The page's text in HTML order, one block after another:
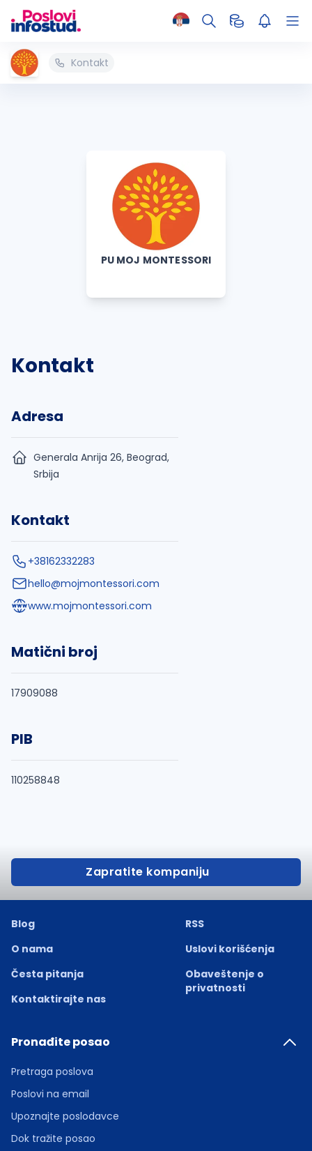
Kontakt
PU MOJ MONTESSORI
Kontakt
Adresa
Generala Anrija 26, Beograd,
Srbija
Kontakt
+38162332283
hello@mojmontessori.com
www.mojmontessori.com
Matični broj
17909088
PIB
110258848
Zapratite kompaniju
Blog
O nama
Česta pitanja
Kontaktirajte nas
RSS
Uslovi korišćenja
Obaveštenje o
privatnosti
Pronađite posao
Pretraga poslova
Poslovi na email
Upoznajte poslodavce
Dok tražite posao